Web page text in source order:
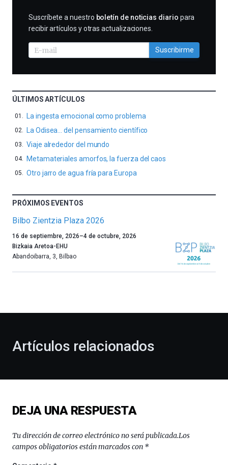
SUSCRIBIRME
Suscríbete a nuestro boletín de noticias diario para
recibir artículos y otras actualizaciones.
Suscribirme
ÚLTIMOS ARTÍCULOS
La ingesta emocional como problema
La Odisea… del pensamiento científico
Viaje alrededor del mundo
Metamateriales amorfos, la fuerza del caos
Otro jarro de agua fría para Europa
PRÓXIMOS EVENTOS
Bilbo Zientzia Plaza 2026
Un
año
más,
celebración
novena
Bilbo
(BZP),
un
16 de septiembre, 2026–4 de octubre, 2026
Bizkaia Aretoa-EHU
Abandoibarra, 3, Bilbao
Artículos relacionados
DEJA UNA RESPUESTA
Tu dirección de correo electrónico no será publicada.Los
campos obligatorios están marcados con *